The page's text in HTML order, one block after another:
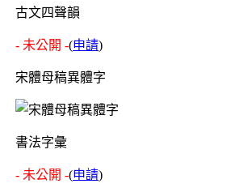
古文四聲韻
- 未公開 -(申請)
宋體母稿異體字
書法字彙
- 未公開 -(申請)